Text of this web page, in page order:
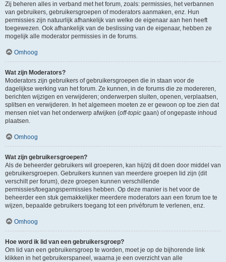
Zij beheren alles in verband met het forum, zoals: permissies, het verbannen
van gebruikers, gebruikersgroepen of moderators aanmaken, enz. Hun
permissies zijn natuurlijk afhankelijk van welke de eigenaar aan hen heeft
toegewezen. Ook afhankelijk van de beslissing van de eigenaar, hebben ze
mogelijk alle moderator permissies in de forums.
Omhoog
Wat zijn Moderators?
Moderators zijn gebruikers of gebruikersgroepen die in staan voor de
dagelijkse werking van het forum. Ze kunnen, in de forums die ze modereren,
berichten wijzigen en verwijderen; onderwerpen sluiten, openen, verplaatsen,
splitsen en verwijderen. In het algemeen moeten ze er gewoon op toe zien dat
mensen niet van het onderwerp afwijken (off-topic gaan) of ongepaste inhoud
plaatsen.
Omhoog
Wat zijn gebruikersgroepen?
Als de beheerder gebruikers wil groeperen, kan hij/zij dit doen door middel van
gebruikersgroepen. Gebruikers kunnen van meerdere groepen lid zijn (dit
verschilt per forum), deze groepen kunnen verschillende
permissies/toegangspermissies hebben. Op deze manier is het voor de
beheerder een stuk gemakkelijker meerdere moderators aan een forum toe te
wijzen, bepaalde gebruikers toegang tot een privéforum te verlenen, enz.
Omhoog
Hoe word ik lid van een gebruikersgroep?
Om lid van een gebruikersgroep te worden, moet je op de bijhorende link
klikken in het gebruikerspaneel, waarna je een overzicht van alle